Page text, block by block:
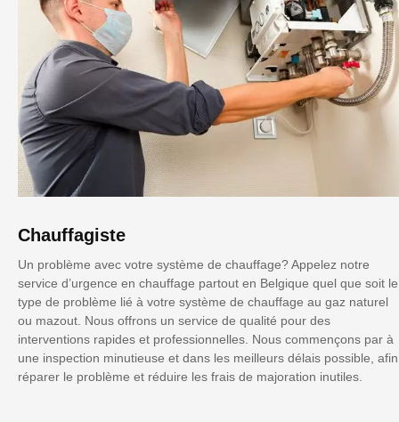
Chauffagiste
Un problème avec votre système de chauffage? Appelez notre
service d’urgence en chauffage partout en Belgique quel que soit le
type de problème lié à votre système de chauffage au gaz naturel
ou mazout. Nous offrons un service de qualité pour des
interventions rapides et professionnelles. Nous commençons par à
une inspection minutieuse et dans les meilleurs délais possible, afin
réparer le problème et réduire les frais de majoration inutiles.